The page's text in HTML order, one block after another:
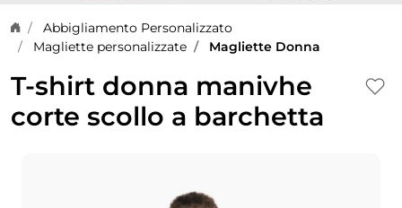
Home page
Abbigliamento Personalizzato
Magliette personalizzate
Magliette Donna
T-shirt donna manivhe
corte scollo a barchetta